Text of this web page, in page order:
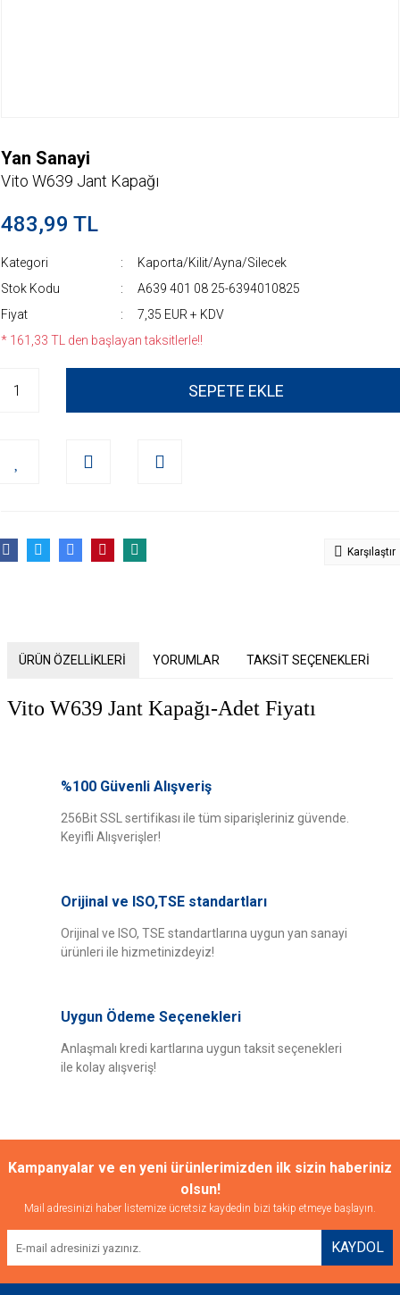
Yan Sanayi
Vito W639 Jant Kapağı
483,99 TL
Kategori
Kaporta/Kilit/Ayna/Silecek
Stok Kodu
A639 401 08 25-6394010825
Fiyat
7,35 EUR + KDV
* 161,33 TL den başlayan taksitlerle!!
SEPETE EKLE
Karşılaştır
ÜRÜN ÖZELLİKLERİ YORUMLAR TAKSİT SEÇENEKLERİ
Vito W639 Jant Kapağı-Adet Fiyatı
Bu ürüne ilk yorumu siz yapın!
yetersiz gördüğünüz noktaları öneri formunu kullanarak tarafımıza
iletebilirsiniz.
Görüş ve önerileriniz için teşekkür ederiz.
Ürün bilgilerinde hatalar bulunuyor.
Ürün fiyatı diğer sitelerden daha pahalı.
Bu ürüne benzer farklı alternatifler olmalı.
%100 Güvenli Alışveriş
256Bit SSL sertifikası ile tüm siparişleriniz güvende.
Keyifli Alışverişler!
Orijinal ve ISO,TSE standartları
Orijinal ve ISO, TSE standartlarına uygun yan sanayi
ürünleri ile hizmetinizdeyiz!
Uygun Ödeme Seçenekleri
Anlaşmalı kredi kartlarına uygun taksit seçenekleri
ile kolay alışveriş!
Kampanyalar ve en yeni ürünlerimizden ilk sizin haberiniz
olsun!
Mail adresinizi haber listemize ücretsiz kaydedin bizi takip etmeye başlayın.
KAYDOL